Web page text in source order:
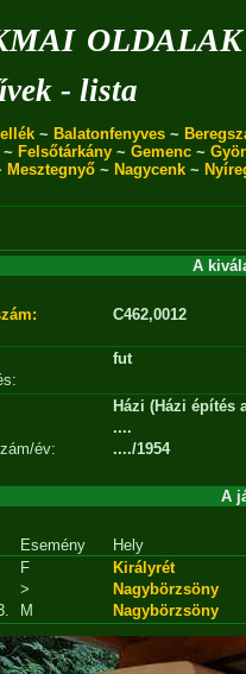
oldalak
- lista
~ Balatonfenyves ~
~ Felsőtárkány ~ Gemenc ~
Mesztegnyő ~ Nagycenk ~
A
C462,0012
fut
Házi (Házi építés
....
év:
..../1954
A
Esemény
Hely
F
Királyrét
>
Nagybörzsöny
M Nagybörzsöny